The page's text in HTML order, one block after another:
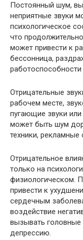
Постоянный шум,
неприятные звуки
психологическое
что
может привести к
бессонница,
Отрицательные
рабочем месте,
пугающие звуки
может быть шум
техники,
Отрицательное
только на
физиологическом.
привести к
сердечным
воздействие
вызывать
депрессию.